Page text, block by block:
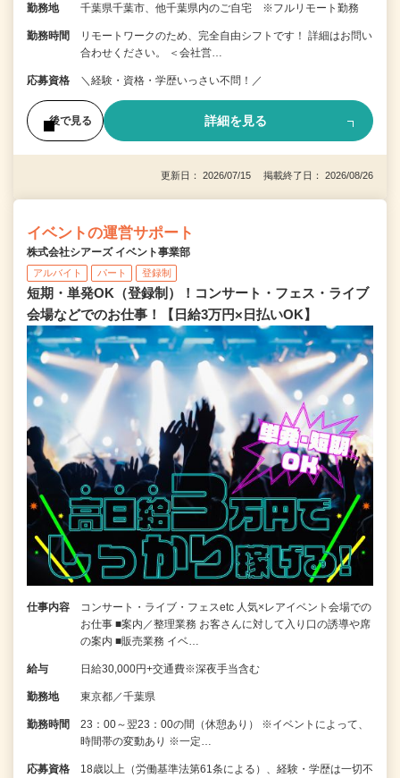
勤務地 千葉県千葉市、他千葉県内のご自宅 ※フルリモート勤務
勤務時間
リモートワークのため、完全自由シフトです！ 詳細はお問い
合わせください。 ＜会社営…
応募資格 ＼経験・資格・学歴いっさい不問！／
後で見る 詳細を見る
更新日： 2026/07/15 掲載終了日： 2026/08/26
イベントの運営サポート
株式会社シアーズ イベント事業部
アルバイト パート 登録制
短期・単発OK（登録制）！コンサート・フェス・ライブ
会場などでのお仕事！【日給3万円×日払いOK】
仕事内容
コンサート・ライブ・フェスetc 人気×レアイベント会場での
お仕事 ■案内／整理業務 お客さんに対して入り口の誘導や席
の案内 ■販売業務 イベ…
給与 日給30,000円+交通費※深夜手当含む
勤務地 東京都／千葉県
勤務時間
23：00～翌23：00の間（休憩あり） ※イベントによって、
時間帯の変動あり ※一定…
応募資格
18歳以上（労働基準法第61条による）、経験・学歴は一切不